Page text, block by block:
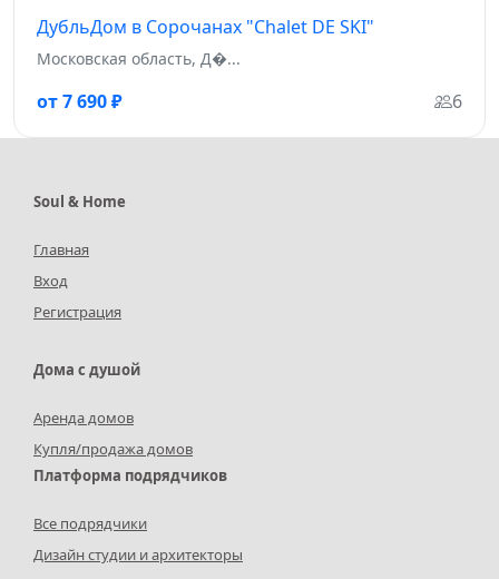
ДубльДом в Сорочанах "Chalet DE SKI"
Московская область, Д�...
от 7 690 ₽ 6
Soul & Home
Главная
Вход
Регистрация
Дома с душой
Аренда домов
Купля/продажа домов
Платформа подрядчиков
Все подрядчики
Дизайн студии и архитекторы